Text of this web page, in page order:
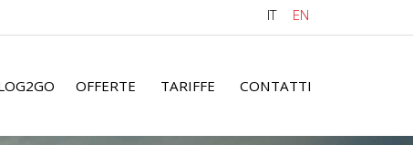
IT EN
OFFERTE TARIFFE CONTATTI